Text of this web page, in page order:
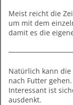
Meist reicht die
um mit dem
damit es die
Natürlich kann die
nach Futter gehen.
Interessant ist
ausdenkt.